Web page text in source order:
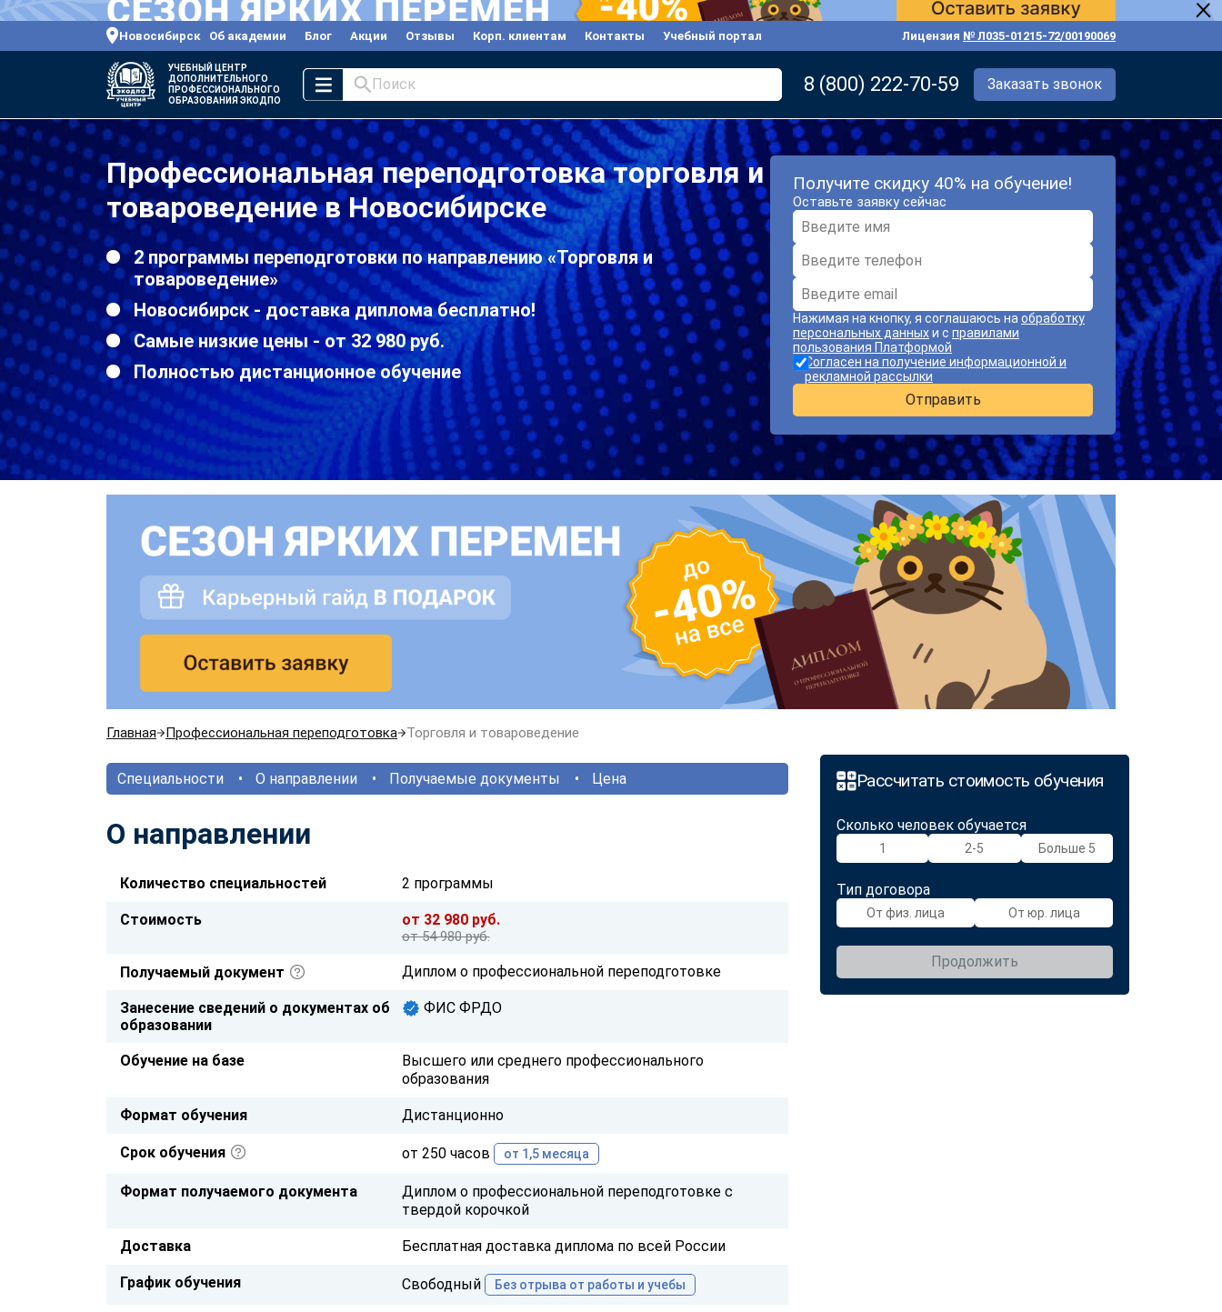
Новосибирск Об академии Блог Акции Отзывы Корп. клиентам Контакты Учебный портал Лицензия № Л035-01215-72/00190069
УЧЕБНЫЙ ЦЕНТР
ДОПОЛНИТЕЛЬНОГО
ПРОФЕССИОНАЛЬНОГО
ОБРАЗОВАНИЯ ЭКОДПО
Поиск 8 (800) 222-70-59 Заказать звонок
Профессиональная переподготовка торговля и
товароведение в Новосибирске
2 программы переподготовки по направлению «Торговля и
товароведение»
Новосибирск - доставка диплома бесплатно!
Самые низкие цены - от 32 980 руб.
Полностью дистанционное обучение
Получите скидку 40% на обучение!
Оставьте заявку сейчас
Нажимая на кнопку, я соглашаюсь на обработку
персональных данныхи с правилами
пользования Платформой
Согласен на получение информационной и
рекламной рассылки
Отправить
Главная Профессиональная переподготовка Торговля и товароведение
Рассчитать стоимость обучения
Сколько человек обучается
1 2-5 Больше 5
Тип договора
От физ. лица От юр. лица
Продолжить
Специальности О направлении Получаемые документы Цена
О направлении
Количество специальностей 2 программы
Стоимость от 32 980 руб.
от 54 980 руб.
Получаемый документ Диплом о профессиональной переподготовке
Занесение сведений о документах об
образовании
ФИС ФРДО
Обучение на базе
Высшего или среднего профессионального
образования
Формат обучения Дистанционно
Срок обучения от 250 часов от 1,5 месяца
Формат получаемого документа
Диплом о профессиональной переподготовке с
твердой корочкой
Доставка Бесплатная доставка диплома по всей России
График обучения Свободный Без отрыва от работы и учебы